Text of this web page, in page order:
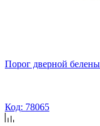
Порог дверной
Код: 78065